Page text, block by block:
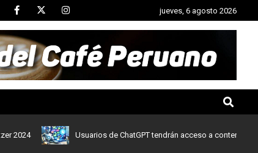
jueves, 6 agosto 2026
Usuarios de ChatGPT tendrán acceso a contenidos de